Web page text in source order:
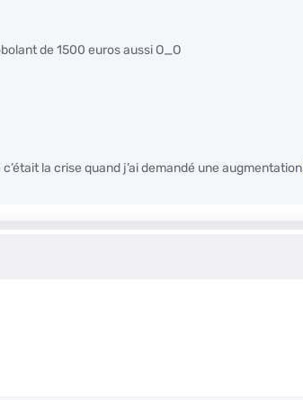
de 1500 euros aussi O_O
la crise quand j’ai demandé une augmentation